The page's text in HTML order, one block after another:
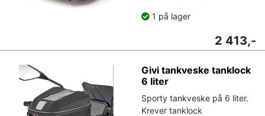
1 på lager
2 413,-
Givi tankveske tanklock
6 liter
Sporty tankveske på 6 liter.
Krever tanklock